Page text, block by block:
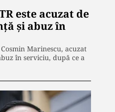
este acuzat de
și abuz în
Marinescu, acuzat
în serviciu, după ce a